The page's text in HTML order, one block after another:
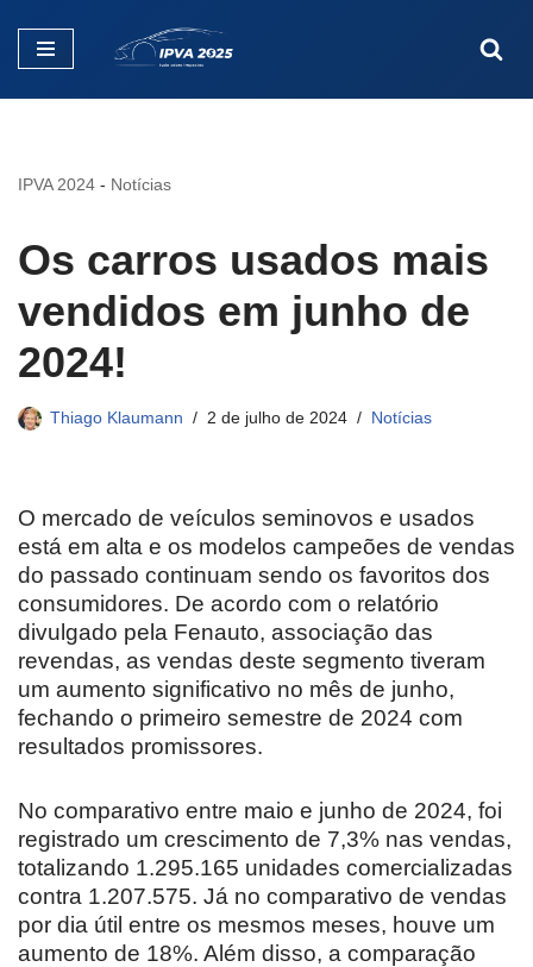
Pular
IPVA 2024 - Notícias
Os carros usados mais
vendidos em junho de
2024!
Thiago Klaumann 2 de julho de 2024 Notícias
O mercado de veículos seminovos e usados
está em alta e os modelos campeões de vendas
do passado continuam sendo os favoritos dos
consumidores. De acordo com o relatório
divulgado pela Fenauto, associação das
revendas, as vendas deste segmento tiveram
um aumento significativo no mês de junho,
fechando o primeiro semestre de 2024 com
resultados promissores.
No comparativo entre maio e junho de 2024, foi
registrado um crescimento de 7,3% nas vendas,
totalizando 1.295.165 unidades comercializadas
contra 1.207.575. Já no comparativo de vendas
por dia útil entre os mesmos meses, houve um
aumento de 18%. Além disso, a comparação